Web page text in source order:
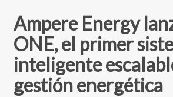
Ampere Energy
ONE, el primer
inteligente
gestión energética